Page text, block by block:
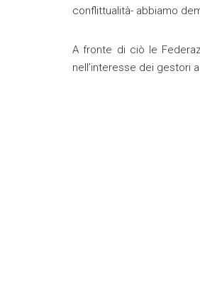
conflittualità- abbiamo
A fronte di ciò le
nell’interesse dei gestori